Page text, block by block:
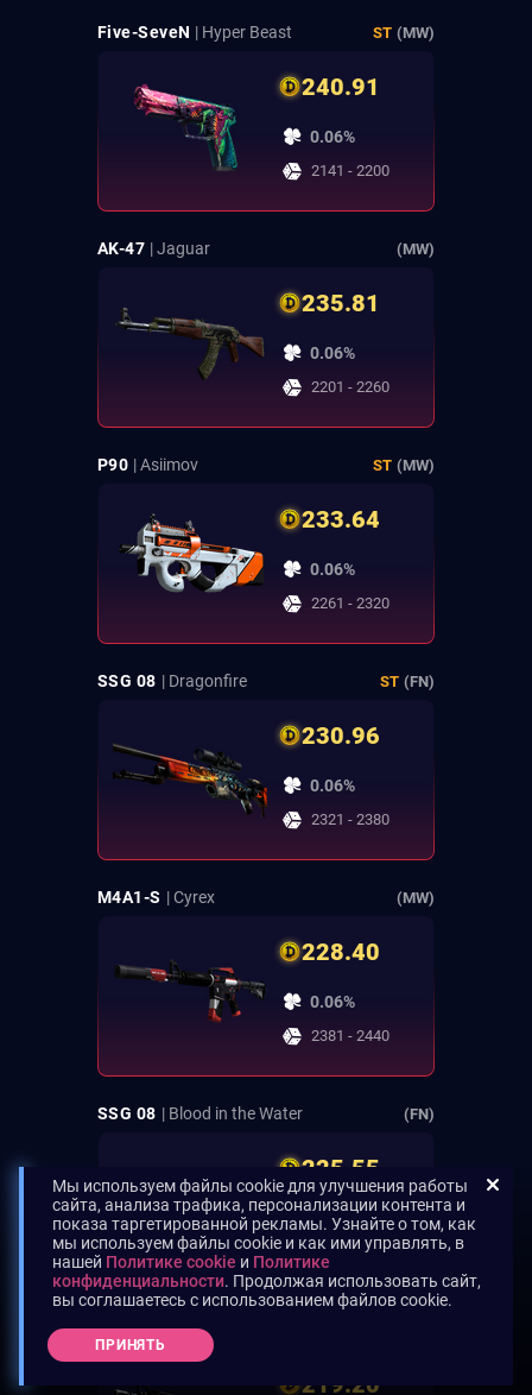
Five-SeveN | Hyper Beast ST (MW)
240.91
0.06%
2141 - 2200
AK-47 | Jaguar (MW)
235.81
0.06%
2201 - 2260
P90 | Asiimov ST (MW)
233.64
0.06%
2261 - 2320
SSG 08 | Dragonfire ST (FN)
230.96
0.06%
2321 - 2380
M4A1-S | Cyrex (MW)
228.40
0.06%
2381 - 2440
SSG 08 | Blood in the Water (FN)
225.55
0.06%
2441 - 2500
M4A4 | Neo-Noir
219.20
Мы используем файлы cookie для улучшения работы
сайта, анализа трафика, персонализации контента и
показа таргетированной рекламы. Узнайте о том, как
мы используем файлы cookie и как ими управлять, в
нашей Политике cookie и Политике
конфиденциальности. Продолжая использовать сайт,
вы соглашаетесь с использованием файлов cookie.
ПРИНЯТЬ